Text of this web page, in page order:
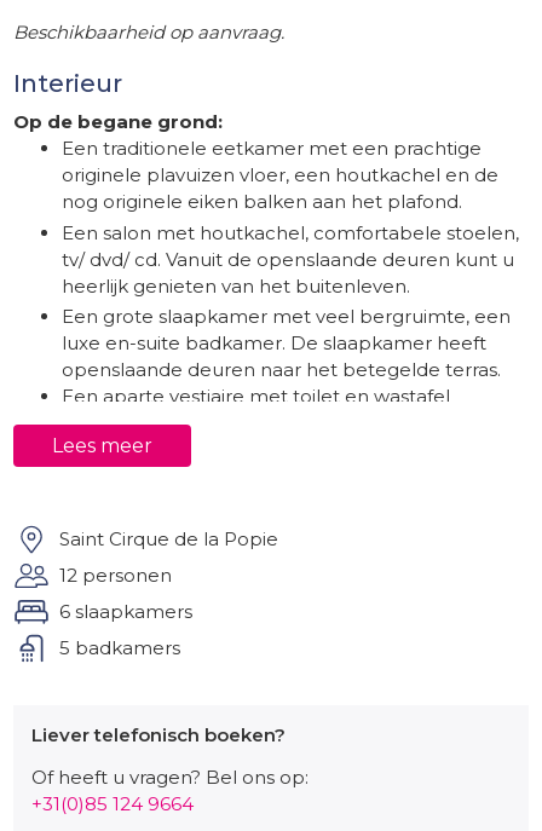
Beschikbaarheid op aanvraag.
Interieur
Op de begane grond:
Een traditionele eetkamer met een prachtige
originele plavuizen vloer, een houtkachel en de
nog originele eiken balken aan het plafond.
Een salon met houtkachel, comfortabele stoelen,
tv/ dvd/ cd. Vanuit de openslaande deuren kunt u
heerlijk genieten van het buitenleven.
Een grote slaapkamer met veel bergruimte, een
luxe en-suite badkamer. De slaapkamer heeft
openslaande deuren naar het betegelde terras.
Een aparte vestiaire met toilet en wastafel
grenzend aan de ingang.
De keuken omvat een prachtig handgemaakt
vaatwasser, koffiezetapparaat en voldoende
bijgebouwen) zijn uiteraard aanwezig.
Op de eerste verdieping:
tot vier slaapkamers.
eenpersoonsbedden) delen een luxe en-suite
badkamer / toilet.
Lees meer
Saint Cirque de la Popie
12 personen
6 slaapkamers
5 badkamers
Liever telefonisch boeken?
Of heeft u vragen? Bel ons op:
+31(0)85 124 9664